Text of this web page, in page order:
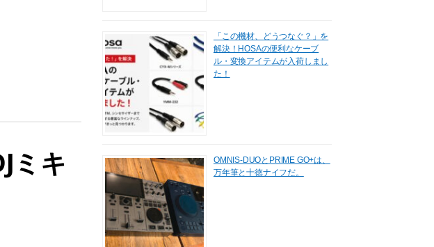
ミキ
「この機材、どうつなぐ？」を
解決！HOSAの便利なケーブ
ル・変換アイテムが入荷しまし
た！
OMNIS-DUOとPRIME GO+は、
万年筆と十徳ナイフだ。